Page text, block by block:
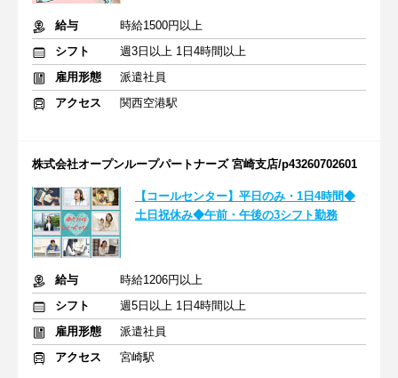
給与
時給1500円以上
シフト
週3日以上 1日4時間以上
雇用形態
派遣社員
アクセス
関西空港駅
株式会社オープンループパートナーズ 宮崎支店/p43260702601
【コールセンター】平日のみ・1日4時間◆
土日祝休み◆午前・午後の3シフト勤務
給与
時給1206円以上
シフト
週5日以上 1日4時間以上
雇用形態
派遣社員
アクセス
宮崎駅